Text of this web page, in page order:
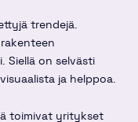
trendejä.
Siellä on selvästi
ja helppoa.
toimivat yritykset